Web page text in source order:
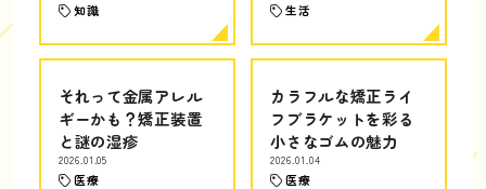
知識 生活
それって金属アレル
ギーかも？矯正装置
と謎の湿疹
2026.01.05
医療
カラフルな矯正ライ
フブラケットを彩る
小さなゴムの魅力
2026.01.04
医療